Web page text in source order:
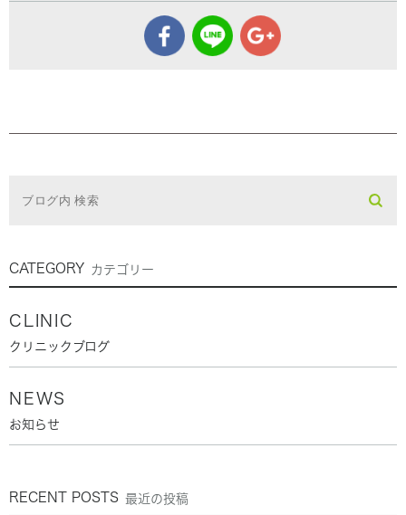
CATEGORY カテゴリー
CLINIC
クリニックブログ
NEWS
お知らせ
RECENT POSTS 最近の投稿